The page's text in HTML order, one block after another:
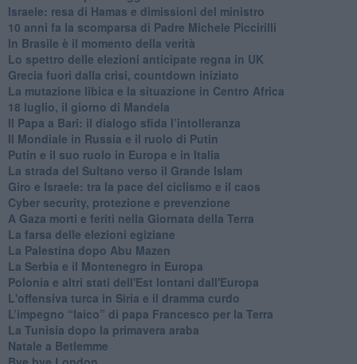
Israele: resa di Hamas e dimissioni del ministro
10 anni fa la scomparsa di Padre Michele Piccirilli
In Brasile è il momento della verità
Lo spettro delle elezioni anticipate regna in UK
Grecia fuori dalla crisi, countdown iniziato
La mutazione libica e la situazione in Centro Africa
18 luglio, il giorno di Mandela
Il Papa a Bari: il dialogo sfida l’intolleranza
Il Mondiale in Russia e il ruolo di Putin
Putin e il suo ruolo in Europa e in Italia
La strada del Sultano verso il Grande Islam
Giro e Israele: tra la pace del ciclismo e il caos
Cyber security, protezione e prevenzione
A Gaza morti e feriti nella Giornata della Terra
La farsa delle elezioni egiziane
La Palestina dopo Abu Mazen
La Serbia e il Montenegro in Europa
Polonia e altri stati dell'Est lontani dall'Europa
L'offensiva turca in Siria e il dramma curdo
L’impegno “laico” di papa Francesco per la Terra
La Tunisia dopo la primavera araba
Natale a Betlemme